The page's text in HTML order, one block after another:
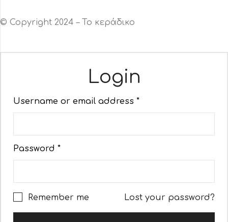
© Copyright 2024 – Το κεράδικο
Login
Username or email address *
Password *
Remember me Lost your password?